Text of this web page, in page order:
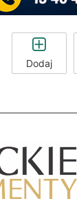
Dodaj